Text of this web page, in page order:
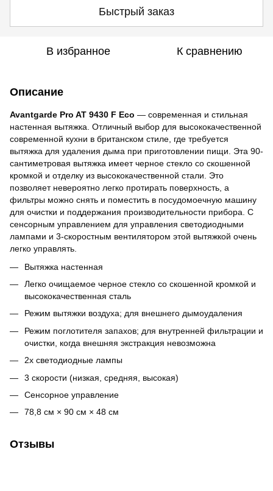
Быстрый заказ
В избранное К сравнению
Описание
Avantgarde Pro AT 9430 F Eco — современная и стильная
настенная вытяжка. Отличный выбор для высококачественной
современной кухни в британском стиле, где требуется
вытяжка для удаления дыма при приготовлении пищи. Эта 90-
сантиметровая вытяжка имеет черное стекло со скошенной
кромкой и отделку из высококачественной стали. Это
позволяет невероятно легко протирать поверхность, а
фильтры можно снять и поместить в посудомоечную машину
для очистки и поддержания производительности прибора. С
сенсорным управлением для управления светодиодными
лампами и 3-скоростным вентилятором этой вытяжкой очень
легко управлять.
Вытяжка настенная
Легко очищаемое черное стекло со скошенной кромкой и
высококачественная сталь
Режим вытяжки воздуха; для внешнего дымоудаления
Режим поглотителя запахов; для внутренней фильтрации и
очистки, когда внешняя экстракция невозможна
2x светодиодные лампы
3 скорости (низкая, средняя, ​​высокая)
Сенсорное управление
78,8 см × 90 см × 48 см
Отзывы